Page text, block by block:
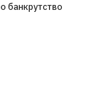
банкрутство